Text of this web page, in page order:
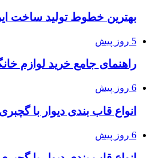
بهترین خطوط تولید ساخت
5 روز پیش
راهنمای جامع خرید لوازم
6 روز پیش
انواع قاب بندی دیوار با
6 روز پیش